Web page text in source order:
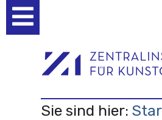
Werkzeuge
Sie sind hier: